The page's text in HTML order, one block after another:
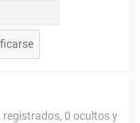
registrados, 0 ocultos y